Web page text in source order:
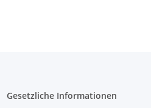
Gesetzliche Informationen